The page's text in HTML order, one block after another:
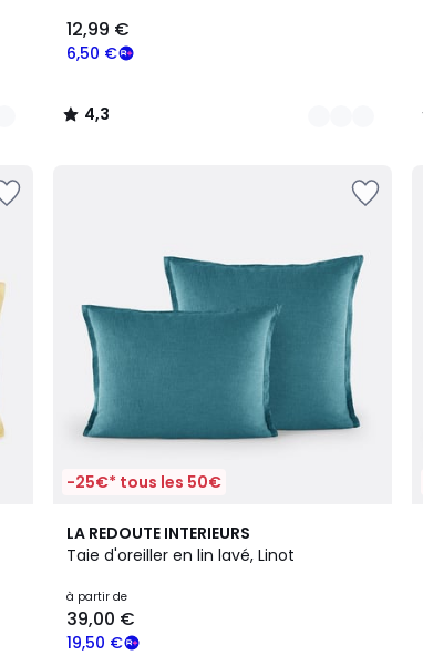
6,50 €
12,99 €
4,3
/
-25€* tous les 50€
LA REDOUTE INTERIEURS
Taie d'oreiller en lin lavé, Linot
à partir de
19,50 €
39,00 €
4,4
/ 5